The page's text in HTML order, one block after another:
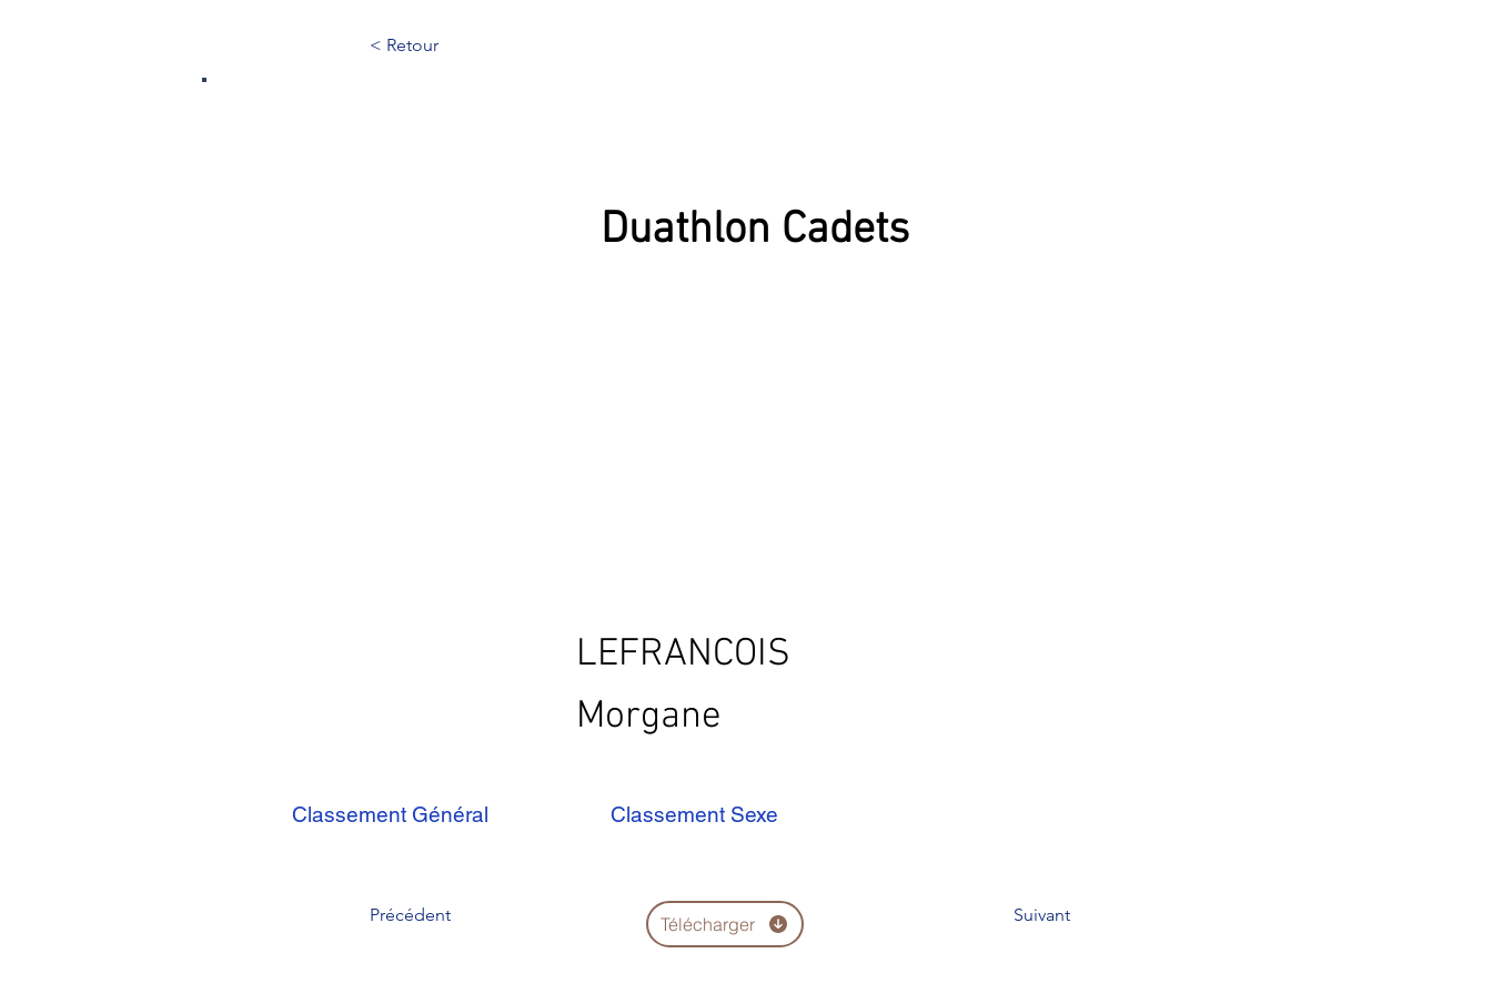
< Retour
LEFRANCOIS
Morgane
Duathlon Cadets
Classement Général Classement Sexe
Précédent Télécharger Suivant